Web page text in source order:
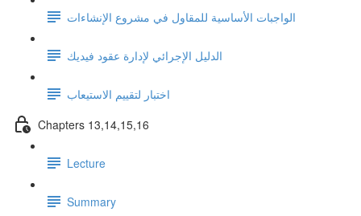
الواجبات الأساسية للمقاول في مشروع الإنشاءات
الدليل الإجرائي لإدارة عقود فيديك
اختبار لتقييم الاستيعاب
Chapters 13,14,15,16
Lecture
Summary